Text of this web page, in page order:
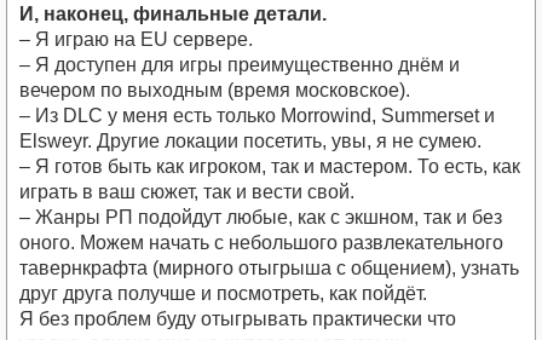
И, наконец, финальные детали.
– Я играю на EU сервере.
– Я доступен для игры преимущественно днём и
вечером по выходным (время московское).
– Из DLC у меня есть только Morrowind, Summerset и
Elsweyr. Другие локации посетить, увы, я не сумею.
– Я готов быть как игроком, так и мастером. То есть, как
играть в ваш сюжет, так и вести свой.
– Жанры РП подойдут любые, как с экшном, так и без
оного. Можем начать с небольшого развлекательного
тавернкрафта (мирного отыгрыша с общением), узнать
друг друга получше и посмотреть, как пойдёт.
Я без проблем буду отыгрывать практически что